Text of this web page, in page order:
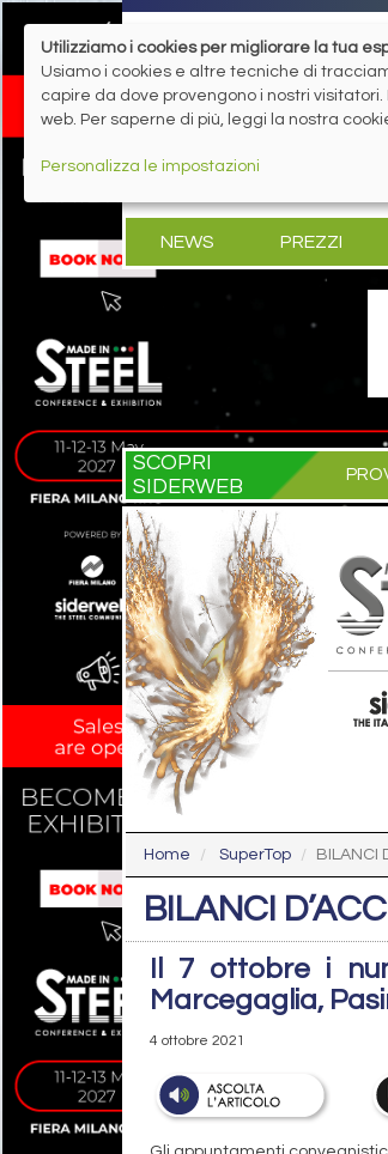
NEWS PREZZI
SCOPRI
SIDERWEB
Home SuperTop BILANCI
BILANCI
Il 7 ottobre i
Marcegaglia,
4 ottobre 2021
Utilizziamo i cookies per migliorare la tua
Usiamo i cookies e altre tecniche di
capire da dove provengono i nostri
web. Per saperne di più, leggi la nostra
Personalizza le impostazioni